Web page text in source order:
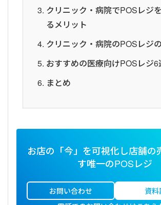
クリニック・病院でPOSレジ
るメリット
クリニック・病院のPOSレジ
おすすめの医療向けPOSレジ6
まとめ
お店の「今」を可視化し店舗の
す唯一のPOSレジ
お問い合わせ
資料